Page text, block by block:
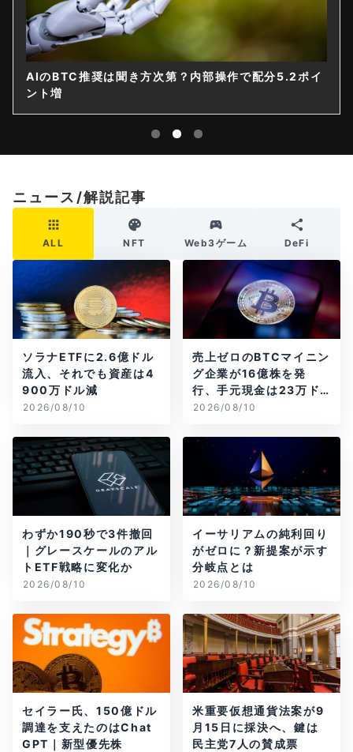
AIのBTC推奨は聞き方次第？内部操作で配分5.2ポイ
ント増
ニュース/解説記事
ALL NFT Web3ゲーム DeFi
ソラナETFに2.6億ドル
流入、それでも資産は4
900万ドル減
2026/08/10
売上ゼロのBTCマイニン
グ企業が16億株を発
行、手元現金は23万ド
ル
2026/08/10
わずか190秒で3件撤回
｜グレースケールのアル
トETF戦略に変化か
2026/08/10
イーサリアムの純利回り
がゼロに？新提案が示す
分岐点とは
2026/08/10
セイラー氏、150億ドル
調達を支えたのはChat
GPT｜新型優先株
米重要仮想通貨法案が9
月15日に採決へ、鍵は
民主党7人の賛成票